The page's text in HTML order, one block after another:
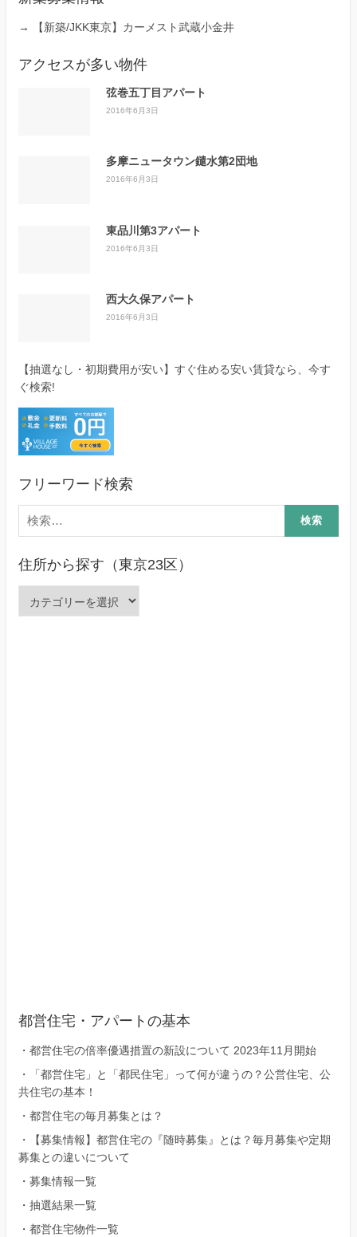
→ 【新築/JKK東京】カーメスト武蔵小金井
アクセスが多い物件
弦巻五丁目アパート
2016年6月3日
多摩ニュータウン鑓水第2団地
2016年6月3日
東品川第3アパート
2016年6月3日
西大久保アパート
2016年6月3日
【抽選なし・初期費用が安い】すぐ住める安い賃貸なら、今す
ぐ検索!
フリーワード検索
検
索:
住所から探す（東京23区）
都営住宅・アパートの基本
・ 都営住宅の倍率優遇措置の新設について 2023年11月開始
・
「都営住宅」と「都民住宅」って何が違うの？公営住宅、公
共住宅の基本！
・ 都営住宅の毎月募集とは？
・
【募集情報】都営住宅の『随時募集』とは？毎月募集や定期
募集との違いについて
・ 募集情報一覧
・ 抽選結果一覧
・ 都営住宅物件一覧